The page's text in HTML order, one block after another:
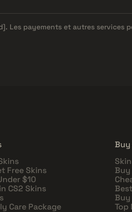
. Les payements et autres services
Free Skins
$10
CS2 Skins
Care Package
Buy
Buy
Top